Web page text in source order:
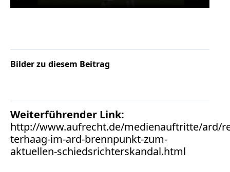
Bilder zu diesem Beitrag
Weiterführender Link:
http://www.aufrecht.de/medienauftritte/ard/
terhaag-im-ard-brennpunkt-zum-
aktuellen-schiedsrichterskandal.html
Stunde
Ebay
Google
Haftung
Influencer
Instagram
Internetrecht